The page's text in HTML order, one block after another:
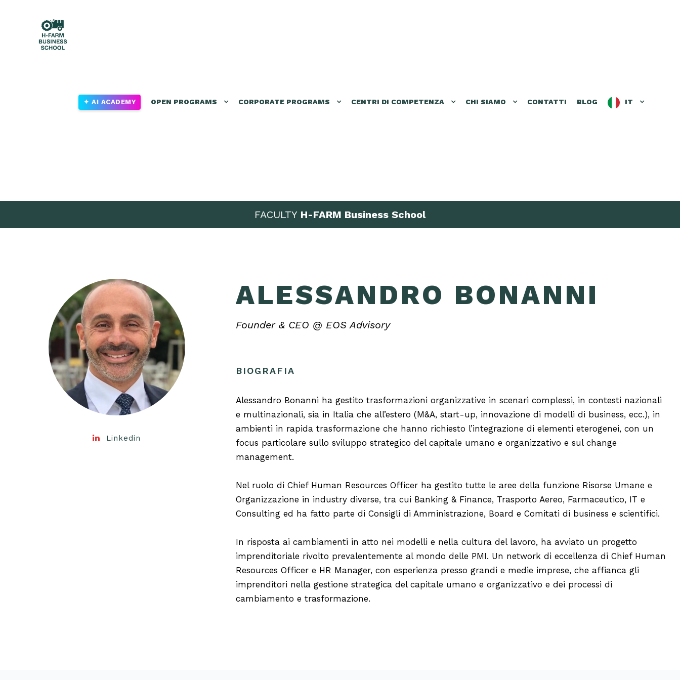
✦ AI ACADEMY OPEN PROGRAMS CORPORATE PROGRAMS CENTRI DI COMPETENZA CHI SIAMO CONTATTI BLOG IT
FACULTY H-FARM Business School
Linkedin
ALESSANDRO BONANNI
Founder & CEO @ EOS Advisory
BIOGRAFIA
Alessandro Bonanni ha gestito trasformazioni organizzative in scenari complessi, in contesti nazionali
e multinazionali, sia in Italia che all’estero (M&A, start-up, innovazione di modelli di business, ecc.), in
ambienti in rapida trasformazione che hanno richiesto l’integrazione di elementi eterogenei, con un
focus particolare sullo sviluppo strategico del capitale umano e organizzativo e sul change
management.
Nel ruolo di Chief Human Resources Officer ha gestito tutte le aree della funzione Risorse Umane e
Organizzazione in industry diverse, tra cui Banking & Finance, Trasporto Aereo, Farmaceutico, IT e
Consulting ed ha fatto parte di Consigli di Amministrazione, Board e Comitati di business e scientifici.
In risposta ai cambiamenti in atto nei modelli e nella cultura del lavoro, ha avviato un progetto
imprenditoriale rivolto prevalentemente al mondo delle PMI. Un network di eccellenza di Chief Human
Resources Officer e HR Manager, con esperienza presso grandi e medie imprese, che affianca gli
imprenditori nella gestione strategica del capitale umano e organizzativo e dei processi di
cambiamento e trasformazione.